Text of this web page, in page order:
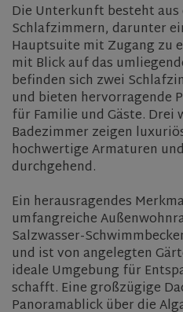
Die Unterkunft besteht
Schlafzimmern, darunter
Hauptsuite mit Zugang zu
mit Blick auf das
befinden sich zwei
und bieten hervorragende
für Familie und Gäste.
Badezimmer zeigen
hochwertige Armaturen
durchgehend.
Ein herausragendes
umfangreiche
Salzwasser-
und ist von angelegten
ideale Umgebung für
schafft. Eine großzügige
Panoramablick über die